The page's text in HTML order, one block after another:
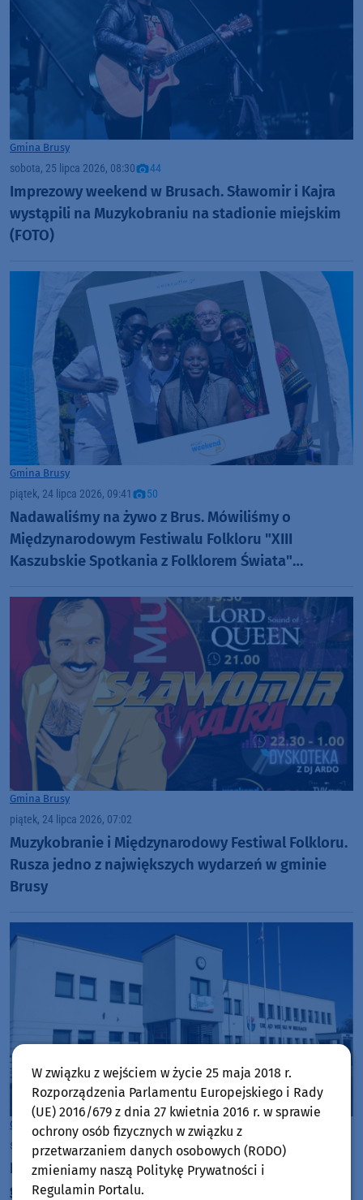
Gmina Brusy
sobota, 25 lipca 2026, 08:30 44
Imprezowy weekend w Brusach. Sławomir i Kajra
wystąpili na Muzykobraniu na stadionie miejskim
(FOTO)
Gmina Brusy
piątek, 24 lipca 2026, 09:41 50
Nadawaliśmy na żywo z Brus. Mówiliśmy o
Międzynarodowym Festiwalu Folkloru "XIII
Kaszubskie Spotkania z Folklorem Świata"
Gmina Brusy
piątek, 24 lipca 2026, 07:02
Muzykobranie i Międzynarodowy Festiwal Folkloru.
Rusza jedno z największych wydarzeń w gminie
Brusy
Gmina Brusy
środa, 22 lipca 2026, 07:16
Budowa drogi z Wielkich Chełmów do Krówni w
gminie Brusy zakończona. Trwa procedura
W związku z wejściem w życie 25 maja 2018 r.
Rozporządzenia Parlamentu Europejskiego i Rady
(UE) 2016/679 z dnia 27 kwietnia 2016 r. w sprawie
ochrony osób fizycznych w związku z
przetwarzaniem danych osobowych (RODO)
zmieniamy naszą Politykę Prywatności i
Regulamin Portalu.